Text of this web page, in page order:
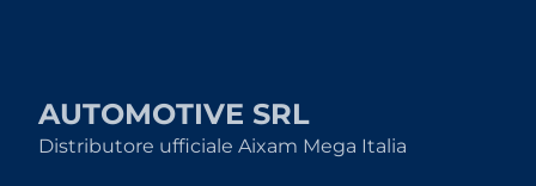
AUTOMOTIVE SRL
Distributore ufficiale Aixam Mega Italia